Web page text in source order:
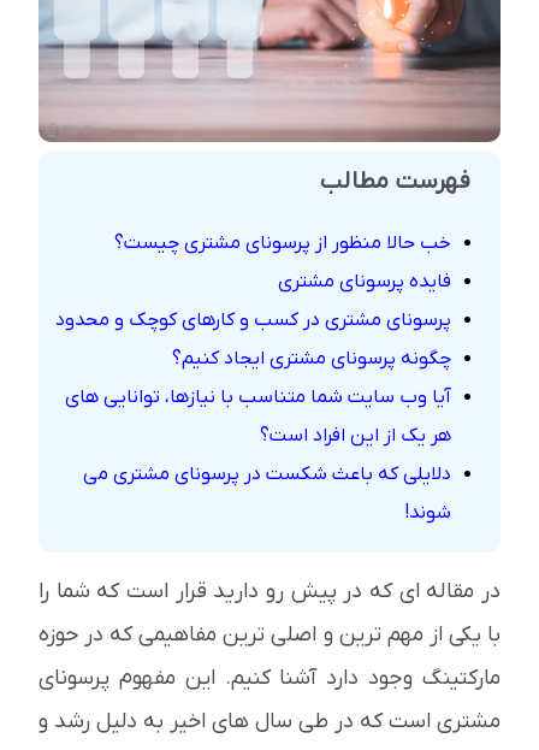
فهرست مطالب
خب حالا منظور از پرسونای مشتری چیست؟
فایده پرسونای مشتری
پرسونای مشتری در کسب و کارهای کوچک و محدود
چگونه پرسونای مشتری ایجاد کنیم؟
آیا وب سایت شما متناسب با نیازها، توانایی های
هر یک از این افراد است؟
دلایلی که باعث شکست در پرسونای مشتری می
شوند!
در مقاله ای که در پیش رو دارید قرار است که شما را
با یکی از مهم ترین و اصلی ترین مفاهیمی که در حوزه
مارکتینگ وجود دارد آشنا کنیم. این مفهوم پرسونای
مشتری است که در طی سال های اخیر به دلیل رشد و